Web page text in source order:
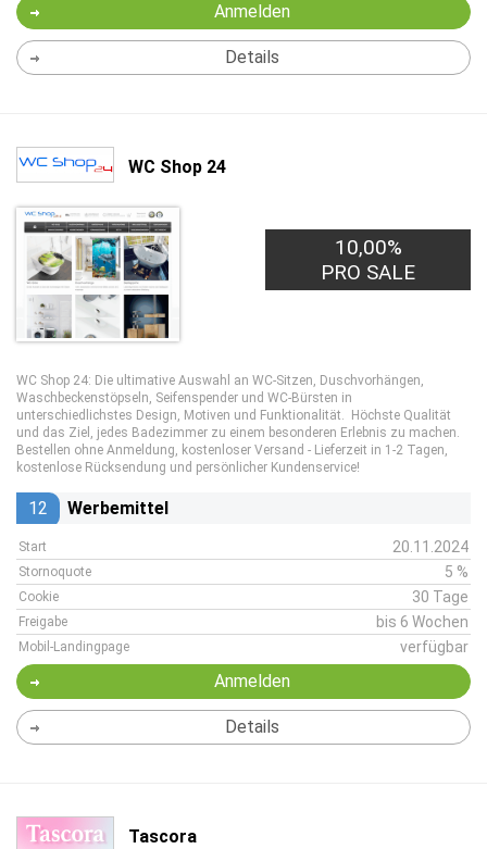
Anmelden
Details
WC Shop 24
10,00%
PRO SALE
WC Shop 24: Die ultimative Auswahl an WC-Sitzen, Duschvorhängen,
Waschbeckenstöpseln, Seifenspender und WC-Bürsten in
unterschiedlichstes Design, Motiven und Funktionalität. Höchste Qualität
und das Ziel, jedes Badezimmer zu einem besonderen Erlebnis zu machen.
Bestellen ohne Anmeldung, kostenloser Versand - Lieferzeit in 1-2 Tagen,
kostenlose Rücksendung und persönlicher Kundenservice!
12 Werbemittel
Start 20.11.2024
Stornoquote 5 %
Cookie 30 Tage
Freigabe bis 6 Wochen
Mobil-Landingpage verfügbar
Anmelden
Details
Tascora